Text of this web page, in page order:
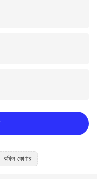
কফিন কোণার